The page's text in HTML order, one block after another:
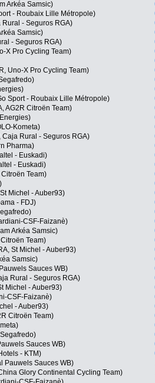
Arkéa Samsic)
- Roubaix Lille Métropole)
Rural - Seguros RGA)
Samsic)
- Seguros RGA)
X Pro Cycling Team)
Uno-X Pro Cycling Team)
Sport - Roubaix Lille Métropole)
AG2R Citroën Team)
Kometa)
Caja Rural - Seguros RGA)
Pharma)
- Euskadi)
- Euskadi)
Team)
Michel - Auber93)
- FDJ)
CSF-Faizanè)
Arkéa Samsic)
Team)
St Michel - Auber93)
Samsic)
Sauces WB)
Rural - Seguros RGA)
Michel - Auber93)
CSF-Faizanè)
- Auber93)
Citroën Team)
Sauces WB)
- KTM)
Pauwels Sauces WB)
Glory Continental Cycling Team)